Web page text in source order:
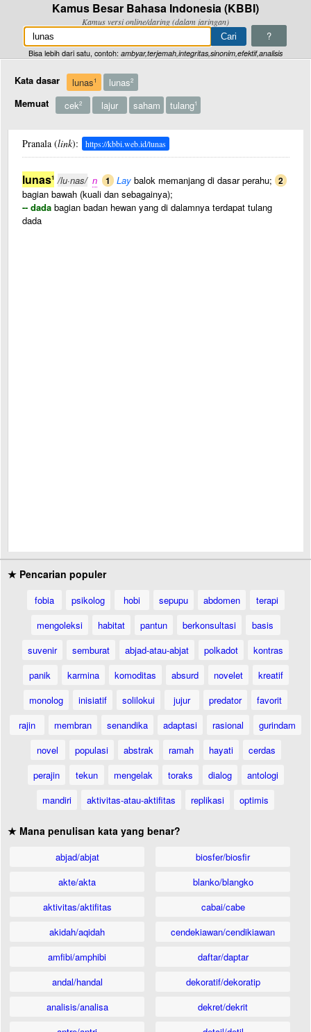
Kamus Besar Bahasa Indonesia (KBBI)
Kamus versi online/daring (dalam jaringan)
?
Bisa lebih dari satu, contoh: ambyar,terjemah,integritas,sinonim,efektif,analisis
Kata dasar lunas1 lunas2
Memuat cek2 lajur saham tulang1
Pranala (link): https://kbbi.web.id/lunas
lunas1 /lu·nas/ n 1 Lay balok memanjang di dasar perahu; 2
bagian bawah (kuali dan sebagainya);
-- dada bagian badan hewan yang di dalamnya terdapat tulang
dada
★ Pencarian populer
fobia psikolog hobi sepupu abdomen
terapi
mengoleksi
habitat pantun berkonsultasi
basis
suvenir
semburat abjad-atau-abjat polkadot
kontras
panik
karmina komoditas absurd novelet
kreatif
monolog
inisiatif solilokui jujur predator
favorit
rajin
membran senandika adaptasi rasional
gurindam
novel
populasi abstrak ramah hayati
cerdas
perajin
tekun mengelak toraks dialog
antologi
mandiri
aktivitas-atau-aktifitas replikasi optimis
★ Mana penulisan kata yang benar?
abjad/abjat
akte/akta
aktivitas/aktifitas
akidah/aqidah
amfibi/amphibi
andal/handal
analisis/analisa
biosfer/biosfir
blanko/blangko
cabai/cabe
cendekiawan/cendikiawan
daftar/daptar
dekoratif/dekoratip
dekret/dekrit